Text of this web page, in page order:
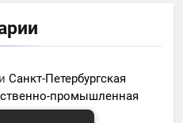
Санкт-Петербургская
промышленная